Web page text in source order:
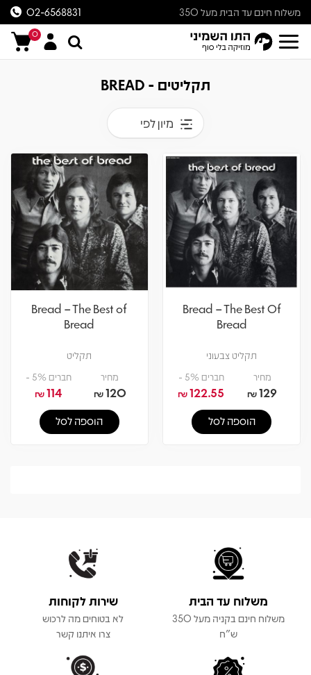
משלוח חינם עד הבית מעל 350
ש״ח
02-6568831
0
תקליטים - BREAD
מיון לפי
Bread – The Best Of
Bread
תקליט צבעוני
מחיר
129
₪
חברים 5% -
122.55
₪
הוספה לסל
Bread – The Best of
Bread
תקליט
מחיר
120
₪
חברים 5% -
114
₪
הוספה לסל
משלוח עד הבית
משלוח חינם בקניה מעל 350
ש"ח
שירות לקוחות
לא בטוחים מה לרכוש
צרו איתנו קשר